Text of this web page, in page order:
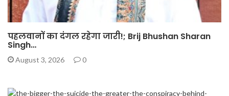
पहलवानों का दंगल रहेगा जारी!; Brij Bhushan Sharan
Singh…
August 3, 2026 0